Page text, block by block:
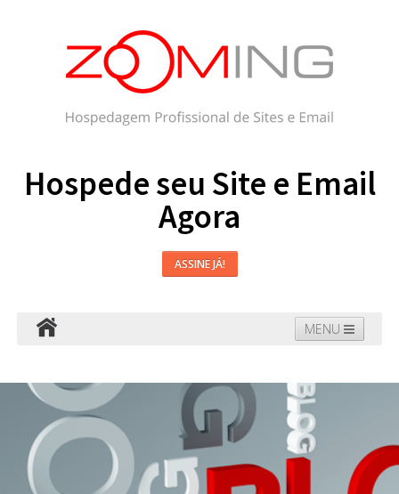
Hospede seu Site e Email
Agora
ASSINE JÁ!
MENU
Domínios Blog Suporte